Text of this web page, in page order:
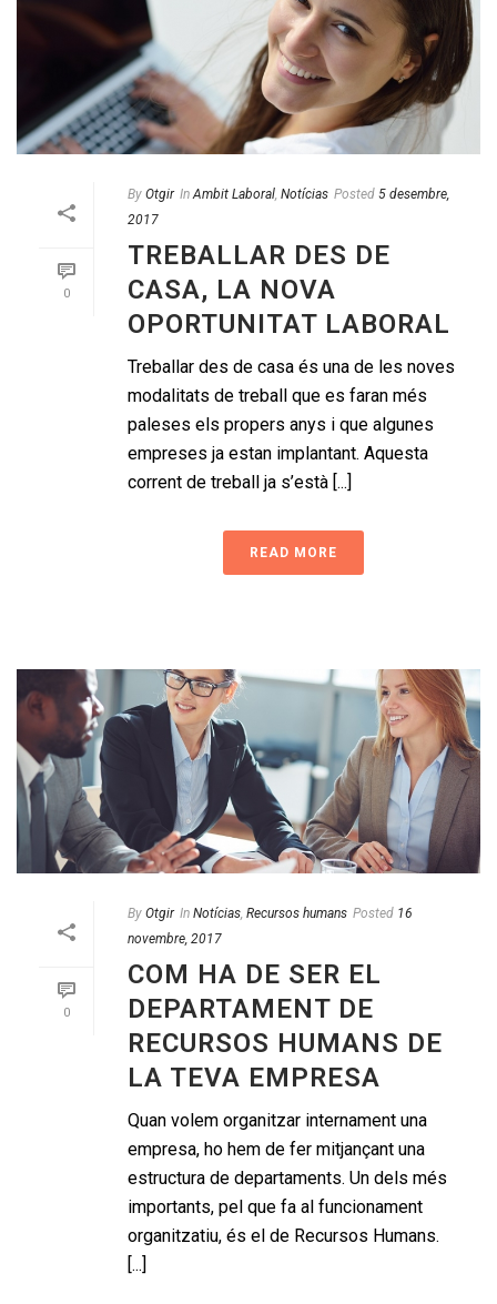
0
By Otgir In Ambit Laboral Notícias Posted 5 desembre,
2017
TREBALLAR DES DE
CASA, LA NOVA
OPORTUNITAT LABORAL
Treballar des de casa és una de les noves
modalitats de treball que es faran més
paleses els propers anys i que algunes
empreses ja estan implantant. Aquesta
corrent de treball ja s’està [...]
READ MORE
0
By Otgir In Notícias, Recursos humans Posted 16
novembre, 2017
COM HA DE SER EL
DEPARTAMENT DE
RECURSOS HUMANS DE
LA TEVA EMPRESA
Quan volem organitzar internament una
empresa, ho hem de fer mitjançant una
estructura de departaments. Un dels més
importants, pel que fa al funcionament
organitzatiu, és el de Recursos Humans.
[...]